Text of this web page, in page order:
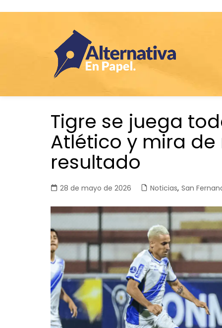
Tigre se juega
Atlético y mira
resultado
28 de mayo de 2026 Noticias, San